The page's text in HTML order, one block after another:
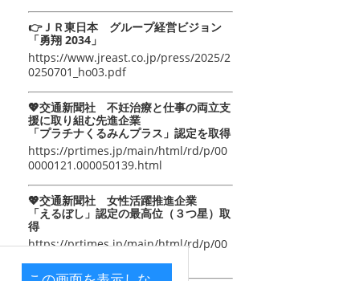
👉ＪＲ東日本 グループ経営ビジョン
「勇翔 2034」
https://www.jreast.co.jp/press/2025/2
0250701_ho03.pdf
💖交通新聞社 不妊治療と仕事の両立支
援に取り組む先進企業
「プラチナくるみんプラス」認定を取得
https://prtimes.jp/main/html/rd/p/00
0000121.000050139.html
💖交通新聞社 女性活躍推進企業
「えるぼし」認定の最高位（３つ星）取
得
https://prtimes.jp/main/html/rd/p/00